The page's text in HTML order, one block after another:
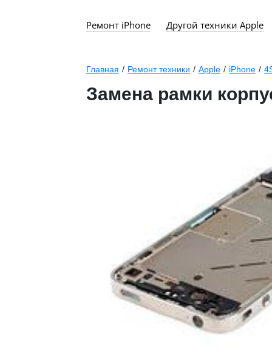
Ремонт iPhone Другой техники Apple
Главная / Ремонт техники / Apple / iPhone /
Замена рамки